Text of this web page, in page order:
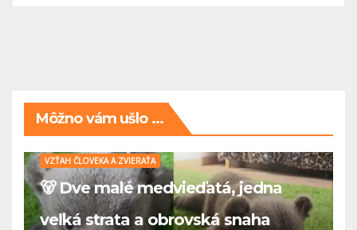
Môžno vám ušlo ...
VZŤAH ČLOVEKA A ZVIERAŤA
🐻 Dve malé medvieďatá, jedna
veľká strata a obrovská snaha